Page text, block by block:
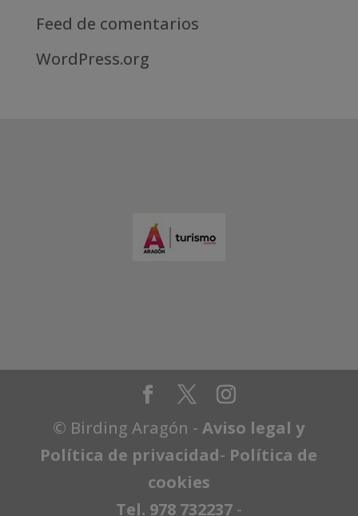
Feed de comentarios
WordPress.org
© Birding Aragón -Aviso legal y
Política de privacidad- Política de
cookies
Tel. 978 732237 -